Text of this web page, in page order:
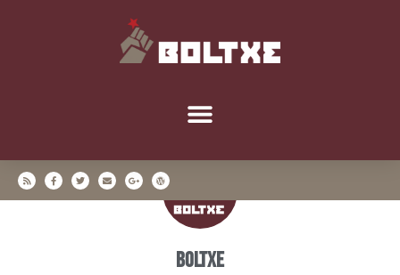
Boltxe